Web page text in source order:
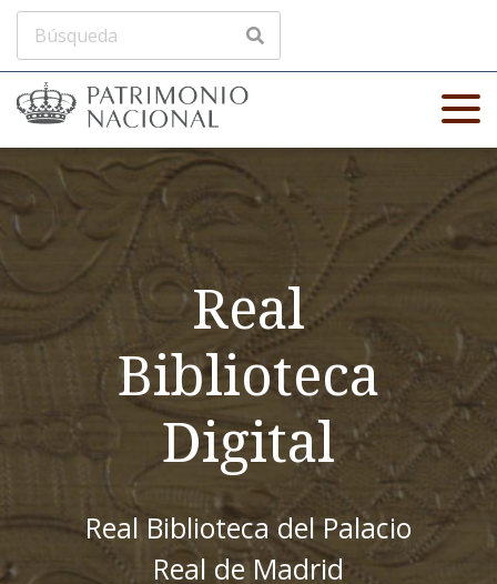
Real
Biblioteca
Digital
Real Biblioteca del Palacio
Real de Madrid